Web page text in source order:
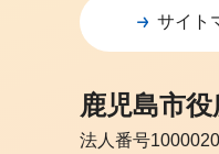
サイト
鹿児島市役
法人番号